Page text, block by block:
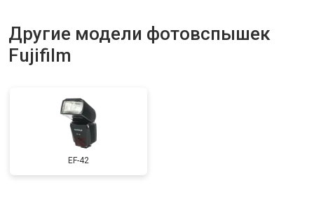
Другие модели фотовспышек
Fujifilm
EF-42